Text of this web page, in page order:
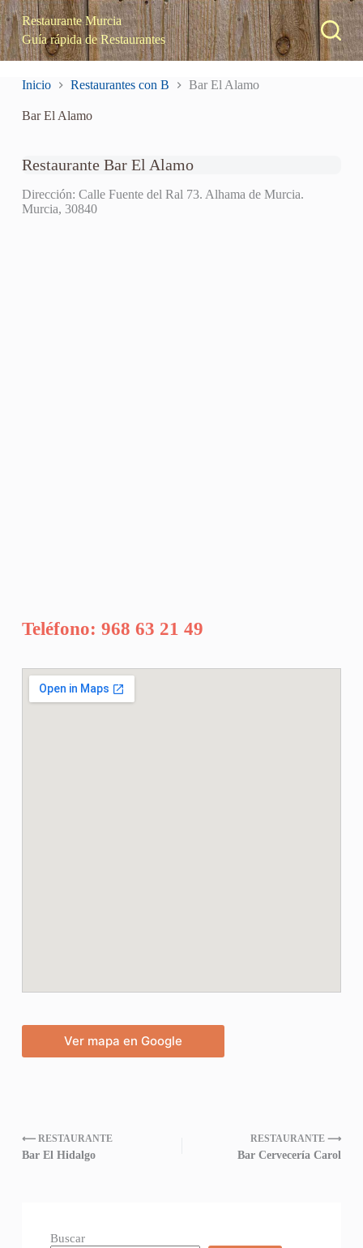
S
a
l
t
n
n
Restaurante Murcia
Guía rápida de Restaurantes
Inicio Restaurantes con B Bar El Alamo
Bar El Alamo
Restaurante Bar El Alamo
Dirección: Calle Fuente del Ral 73. Alhama de Murcia.
Murcia, 30840
Teléfono: 968 63 21 49
Ver mapa en Google
⟵ RESTAURANTE
Bar El Hidalgo
RESTAURANTE ⟶
Bar Cervecería Carol
Buscar